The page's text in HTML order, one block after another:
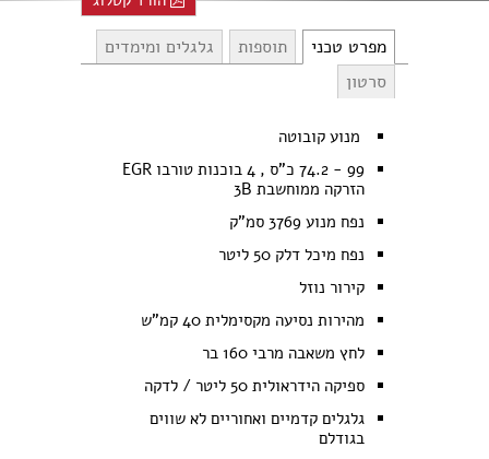
מפרט טכני תוספות
גלגלים ומימדים
סרטון
מנוע קובוטה
99 - 74.2 כ"ס , 4 בוכנות טורבו EGR
הזרקה ממוחשבת 3B
נפח מנוע 3769 סמ"ק
נפח מיכל דלק 50 ליטר
קירור נוזל
מהירות נסיעה מקסימלית 40 קמ"ש
לחץ משאבה מרבי 160 בר
ספיקה הידראולית 50 ליטר / לדקה
גלגלים קדמיים ואחוריים לא שווים
בגודלם